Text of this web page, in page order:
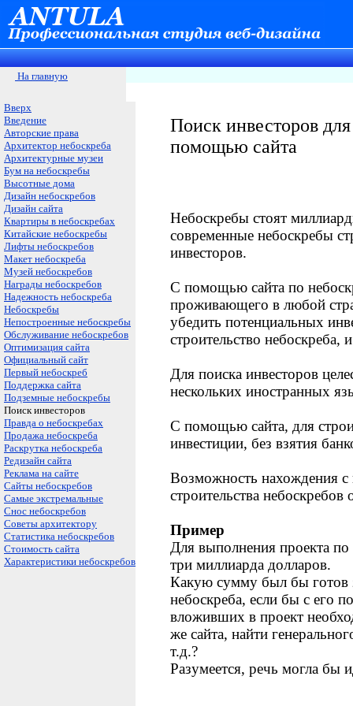
На главную
Вверх
Введение
Авторские права
Архитектор небоскреба
Архитектурные музеи
Бум на небоскребы
Высотные дома
Дизайн небоскребов
Дизайн сайта
Квартиры в небоскребах
Китайские небоскребы
Лифты небоскребов
Макет небоскреба
Музей небоскребов
Награды небоскребов
Надежность небоскреба
Небоскребы
Непостроенные небоскребы
Обслуживание небоскребов
Оптимизация сайта
Официальный сайт
Первый небоскреб
Поддержка сайта
Подземные небоскребы
Поиск инвесторов
Правда о небоскребах
Продажа небоскреба
Раскрутка небоскреба
Редизайн сайта
Реклама на сайте
Сайты небоскребов
Самые экстремальные
Снос небоскребов
Советы архитектору
Статистика небоскребов
Стоимость сайта
Характеристики небоскребов
Поиск инвесторов
помощью сайта
Небоскребы стоят
современные небоскребы
инвесторов.
С помощью сайта по
проживающего в любой
убедить потенциальных
строительство небоскреба,
Для поиска инвесторов
нескольких иностранных
С помощью сайта, для
инвестиции, без взятия
Возможность нахождения
строительства
Пример
Для выполнения проекта по
три миллиарда долларов.
Какую сумму был бы готов
небоскреба, если бы с его
вложивших в проект
же сайта, найти
т.д.?
Разумеется, речь могла бы